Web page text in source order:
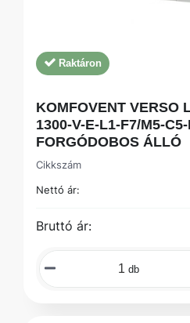
Raktáron
KOMFOVENT VERSO
1300-V-E-L1-F7/M5-
FORGÓDOBOS ÁLLÓ
Cikkszám
Nettó ár:
Bruttó ár:
db